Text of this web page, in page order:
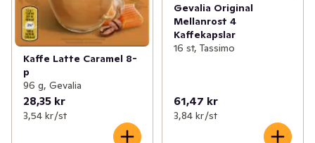
Kaffe Latte Caramel 8-
p
96 g, Gevalia
28,35 kr
3,54 kr /st
Gevalia Original
Mellanrost 4
Kaffekapslar
16 st, Tassimo
61,47 kr
3,84 kr /st